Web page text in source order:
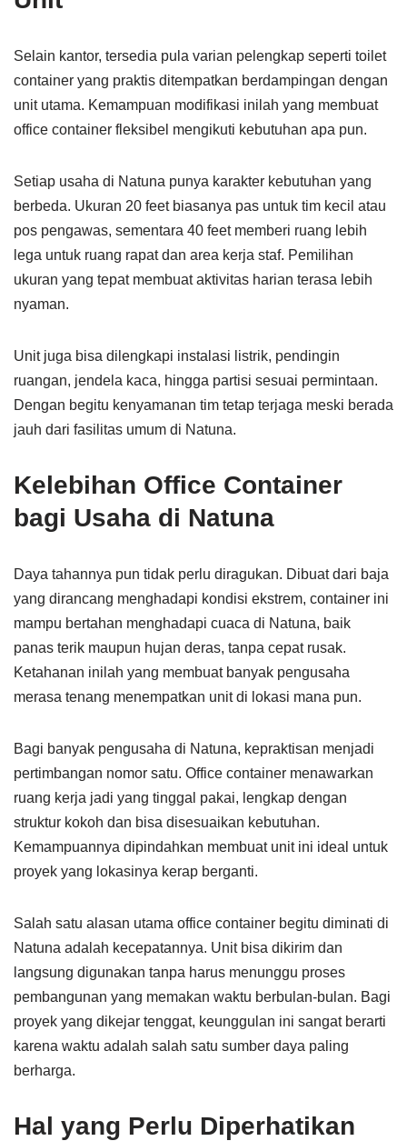
Selain kantor, tersedia pula varian pelengkap seperti toilet
container yang praktis ditempatkan berdampingan dengan
unit utama. Kemampuan modifikasi inilah yang membuat
office container fleksibel mengikuti kebutuhan apa pun.
Setiap usaha di Natuna punya karakter kebutuhan yang
berbeda. Ukuran 20 feet biasanya pas untuk tim kecil atau
pos pengawas, sementara 40 feet memberi ruang lebih
lega untuk ruang rapat dan area kerja staf. Pemilihan
ukuran yang tepat membuat aktivitas harian terasa lebih
nyaman.
Unit juga bisa dilengkapi instalasi listrik, pendingin
ruangan, jendela kaca, hingga partisi sesuai permintaan.
Dengan begitu kenyamanan tim tetap terjaga meski berada
jauh dari fasilitas umum di Natuna.
Kelebihan Office Container
bagi Usaha di Natuna
Daya tahannya pun tidak perlu diragukan. Dibuat dari baja
yang dirancang menghadapi kondisi ekstrem, container ini
mampu bertahan menghadapi cuaca di Natuna, baik
panas terik maupun hujan deras, tanpa cepat rusak.
Ketahanan inilah yang membuat banyak pengusaha
merasa tenang menempatkan unit di lokasi mana pun.
Bagi banyak pengusaha di Natuna, kepraktisan menjadi
pertimbangan nomor satu. Office container menawarkan
ruang kerja jadi yang tinggal pakai, lengkap dengan
struktur kokoh dan bisa disesuaikan kebutuhan.
Kemampuannya dipindahkan membuat unit ini ideal untuk
proyek yang lokasinya kerap berganti.
Salah satu alasan utama office container begitu diminati di
Natuna adalah kecepatannya. Unit bisa dikirim dan
langsung digunakan tanpa harus menunggu proses
pembangunan yang memakan waktu berbulan-bulan. Bagi
proyek yang dikejar tenggat, keunggulan ini sangat berarti
karena waktu adalah salah satu sumber daya paling
berharga.
Hal yang Perlu Diperhatikan